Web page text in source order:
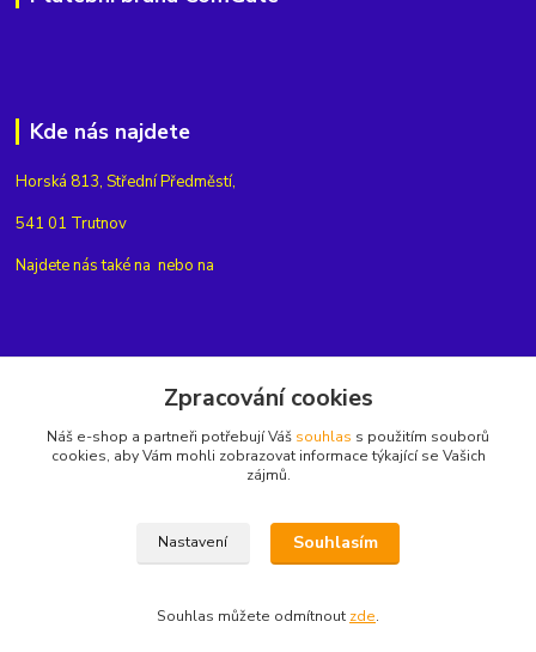
Kde nás najdete
Horská 813, Střední Předměstí,
541 01 Trutnov
Najdete nás také na nebo na
+420775654704
Zpracování cookies
Náš e-shop a partneři potřebují Váš souhlas s použitím souborů
cookies, aby Vám mohli zobrazovat informace týkající se Vašich
zájmů.
Nastavení Souhlasím
Souhlas můžete odmítnout zde.